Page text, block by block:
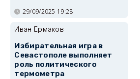
29/09/2025 19:28
Иван Ермаков
Избирательная игра в
Севастополе выполняет
роль политического
термометра